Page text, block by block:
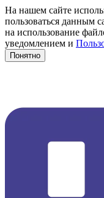
На нашем сайте
пользоваться данным
на использование
уведомлением и
Понятно